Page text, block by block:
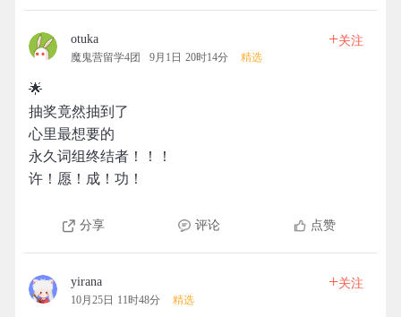
otuka
魔鬼营留学4团 9月1日 20时14分 精选
+关注
🌟
抽奖竟然抽到了
心里最想要的
永久词组终结者！！！
许！愿！成！功！
分享 评论 点赞
yirana
10月25日 11时48分 精选
+关注